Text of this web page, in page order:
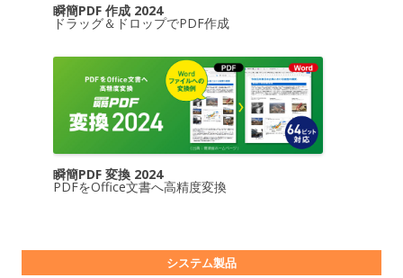
瞬簡PDF 作成 2024
ドラッグ＆ドロップでPDF作成
瞬簡PDF 変換 2024
PDFをOffice文書へ高精度変換
システム製品